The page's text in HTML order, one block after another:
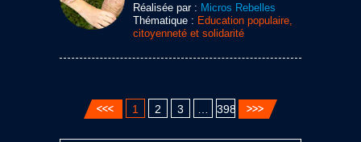
Réalisée par : Micros Rebelles
Thématique : Education populaire,
citoyenneté et solidarité
1 2 3 398